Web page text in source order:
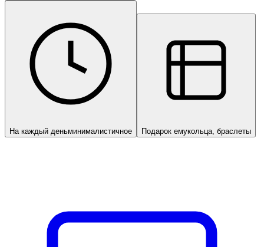
На каждый деньминималистичное Подарок емукольца, браслеты